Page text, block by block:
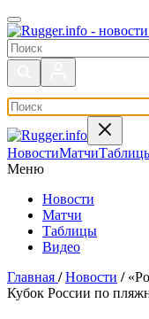
Поиск по сайту
НовостиМатчи
Меню
Новости
Матчи
Таблицы
Видео
Главная / Новости /
Кубок России по